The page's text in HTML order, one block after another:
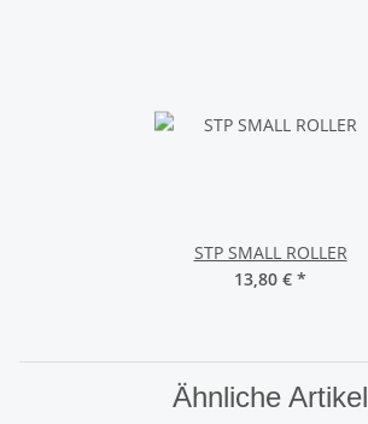
STP SMALL ROLLER
13,80 € *
Ähnliche Artikel